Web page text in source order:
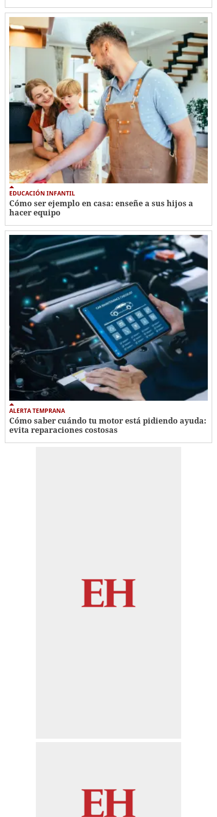
EDUCACIÓN INFANTIL
Cómo ser ejemplo en casa: enseñe a sus hijos a
hacer equipo
ALERTA TEMPRANA
Cómo saber cuándo tu motor está pidiendo ayuda:
evita reparaciones costosas